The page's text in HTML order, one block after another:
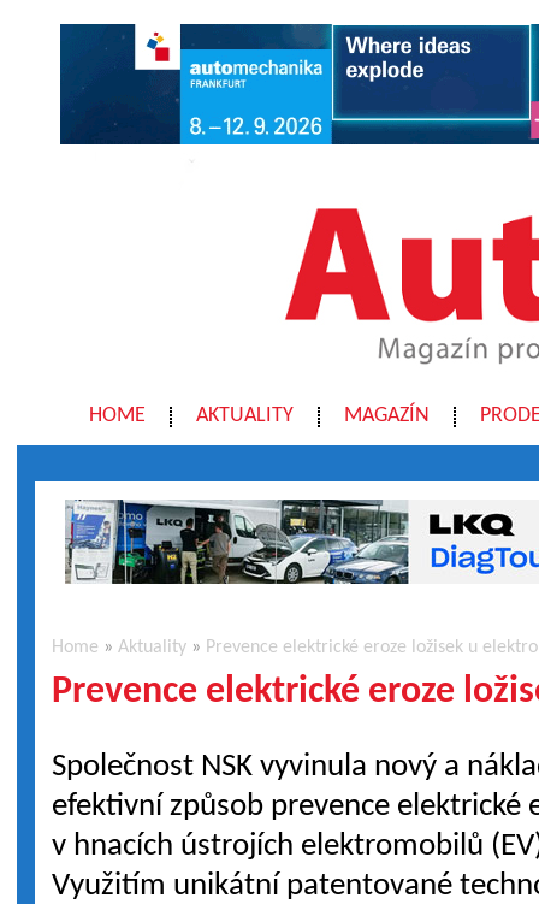
HOME AKTUALITY MAGAZÍN
Home »Aktuality » Prevence elektrické eroze ložisek u
Prevence elektrické eroze
Společnost NSK vyvinula nový a
efektivní způsob prevence elektrické
v hnacích ústrojích elektromobilů
Využitím unikátní patentované